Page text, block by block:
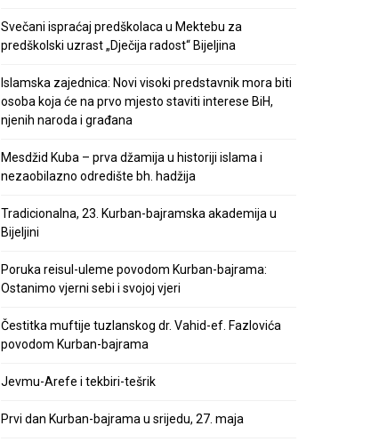
Svečani ispraćaj predškolaca u Mektebu za
predškolski uzrast „Dječija radost“ Bijeljina
Islamska zajednica: Novi visoki predstavnik mora biti
osoba koja će na prvo mjesto staviti interese BiH,
njenih naroda i građana
Mesdžid Kuba – prva džamija u historiji islama i
nezaobilazno odredište bh. hadžija
Tradicionalna, 23. Kurban-bajramska akademija u
Bijeljini
Poruka reisul-uleme povodom Kurban-bajrama:
Ostanimo vjerni sebi i svojoj vjeri
Čestitka muftije tuzlanskog dr. Vahid-ef. Fazlovića
povodom Kurban-bajrama
Jevmu-Arefe i tekbiri-tešrik
Prvi dan Kurban-bajrama u srijedu, 27. maja